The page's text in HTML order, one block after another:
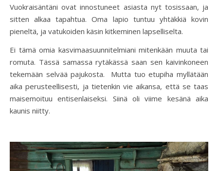
Vuokraisäntäni ovat innostuneet asiasta nyt tosissaan, ja
sitten alkaa tapahtua. Oma lapio tuntuu yhtäkkiä kovin
pieneltä, ja vatukoiden käsin kitkeminen lapselliselta.
Ei tämä omia kasvimaasuunnitelmiani mitenkään muuta tai
romuta. Tässä samassa rytäkässä saan sen kaivinkoneen
tekemään selvää pajukosta. Mutta tuo etupiha myllätään
aika perusteellisesti, ja tietenkin vie aikansa, että se taas
maisemoituu entisenlaiseksi. Siinä oli viime kesänä aika
kaunis niitty.